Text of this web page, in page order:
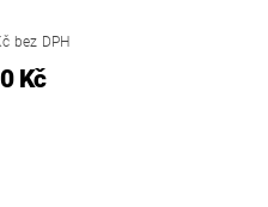
bez DPH
Kč